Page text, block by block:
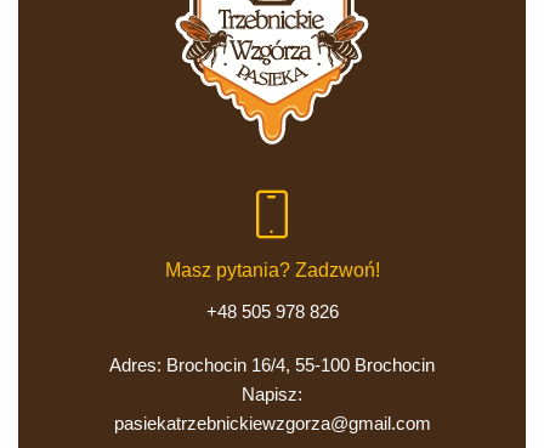
Masz pytania? Zadzwoń!
+48 505 978 826
Adres: Brochocin 16/4, 55-100 Brochocin
pasiekatrzebnickiewzgorza@gmail.com